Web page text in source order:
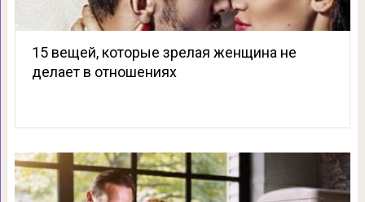
15 вещей, которые зрелая женщина не
делает в отношениях